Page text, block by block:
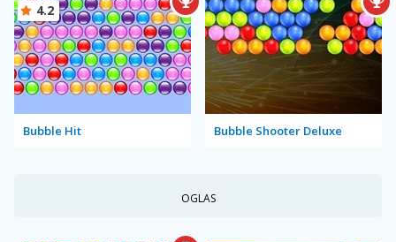
Bubble Hit
4.2
Bubble Shooter Deluxe
OGLAS